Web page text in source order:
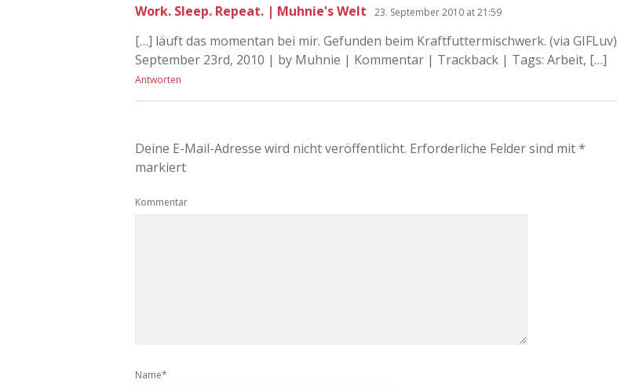
Work. Sleep. Repeat. | Muhnie's Welt 23. September 2010 at 21:59
[…] läuft das momentan bei mir. Gefunden beim Kraftfuttermischwerk. (via GIFLuv)
September 23rd, 2010 | by Muhnie | Kommentar | Trackback | Tags: Arbeit, […]
Antworten
Deine E-Mail-Adresse wird nicht veröffentlicht. Erforderliche Felder sind mit*
markiert
Kommentar
Name*